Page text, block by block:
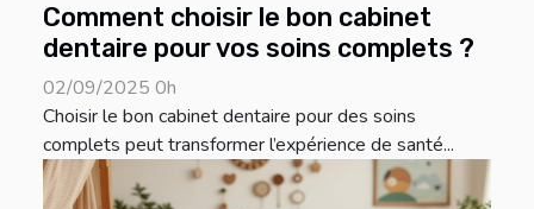
Comment choisir le bon cabinet
dentaire pour vos soins complets ?
02/09/2025 0h
Choisir le bon cabinet dentaire pour des soins
complets peut transformer l’expérience de santé...